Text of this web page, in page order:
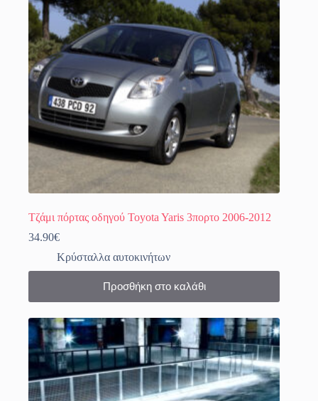
Τζάμι πόρτας οδηγού Toyota Yaris 3πορτο 2006-2012
34.90€
Κρύσταλλα αυτοκινήτων
Προσθήκη στο καλάθι